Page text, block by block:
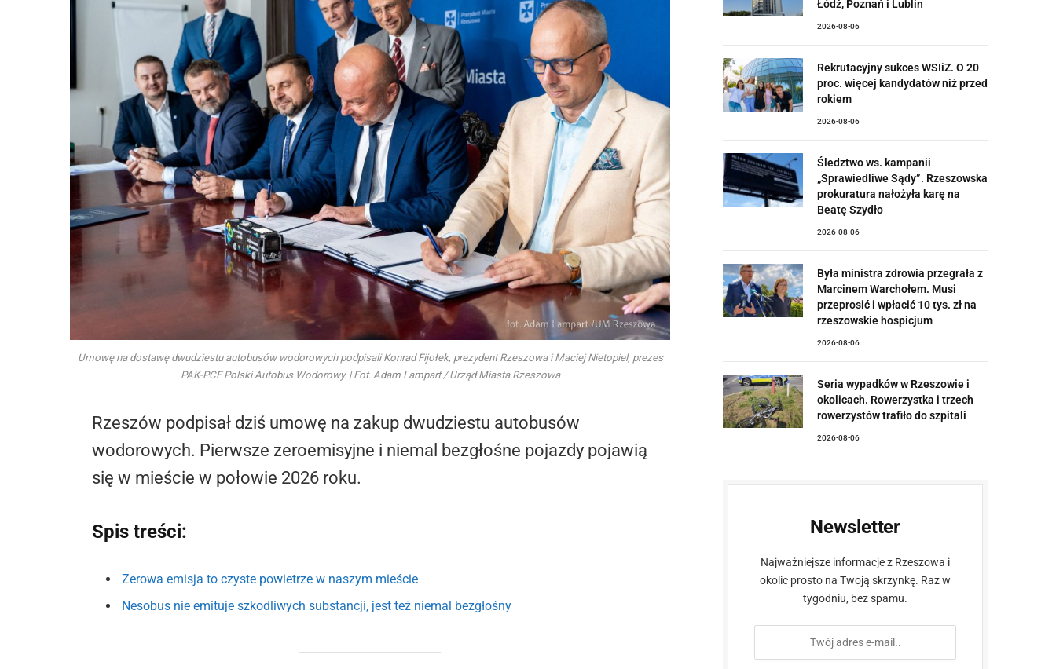
Umowę na dostawę dwudziestu autobusów wodorowych podpisali Konrad Fijołek, prezydent Rzeszowa i Maciej Nietopiel, prezes
PAK-PCE Polski Autobus Wodorowy. | Fot. Adam Lampart / Urząd Miasta Rzeszowa
Rzeszów podpisał dziś umowę na zakup dwudziestu autobusów
wodorowych. Pierwsze zeroemisyjne i niemal bezgłośne pojazdy pojawią
się w mieście w połowie 2026 roku.
Spis treści:
Zerowa emisja to czyste powietrze w naszym mieście
Nesobus nie emituje szkodliwych substancji, jest też niemal bezgłośny
Łódź, Poznań i Lublin
2026-08-06
Rekrutacyjny sukces WSIiZ. O 20
proc. więcej kandydatów niż przed
rokiem
2026-08-06
Śledztwo ws. kampanii
„Sprawiedliwe Sądy”. Rzeszowska
prokuratura nałożyła karę na
Beatę Szydło
2026-08-06
Była ministra zdrowia przegrała z
Marcinem Warchołem. Musi
przeprosić i wpłacić 10 tys. zł na
rzeszowskie hospicjum
2026-08-06
Seria wypadków w Rzeszowie i
okolicach. Rowerzystka i trzech
rowerzystów trafiło do szpitali
2026-08-06
Newsletter
Najważniejsze informacje z Rzeszowa i
okolic prosto na Twoją skrzynkę. Raz w
tygodniu, bez spamu.